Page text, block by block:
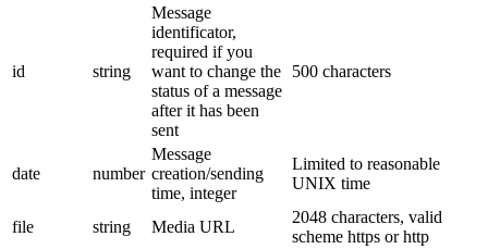
id string
Message
identificator,
required if you
want to change the
status of a message
after it has been
sent
500 characters
date number
Message
creation/sending
time, integer
Limited to reasonable
UNIX time
file string Media URL
2048 characters, valid
scheme https or http